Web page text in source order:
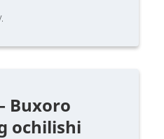
Buxoro
ochilishi